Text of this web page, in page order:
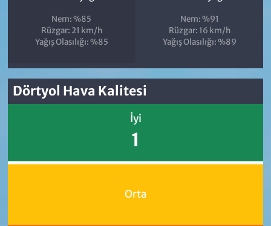
Nem: %85
Rüzgar: 21 km/h
Yağış Olasılığı: %85
Nem: %91
Rüzgar: 16 km/h
Yağış Olasılığı: %89
Dörtyol Hava Kalitesi
İyi
1
Orta